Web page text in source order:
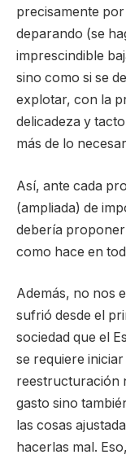
precisamente
deparando (se
imprescindible
sino como si se
explotar, con la
delicadeza y
más de lo
Así, ante cada
(ampliada) de
debería
como hace en
Además, no nos
sufrió desde el
sociedad que el
se requiere
reestructuración
gasto sino
las cosas
hacerlas mal.